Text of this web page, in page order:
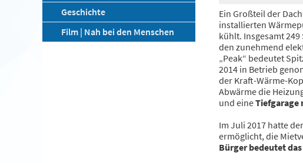
Geschichte
Film | Nah bei den Menschen
Ein Großteil der
installierten
kühlt. Insgesamt
den zunehmend
„Peak“ bedeutet
2014 in Betrieb
der Kraft-Wärme-
Abwärme die
und eineTiefgarage
Im Juli 2017 hatte
ermöglicht, die
Bürger bedeutet